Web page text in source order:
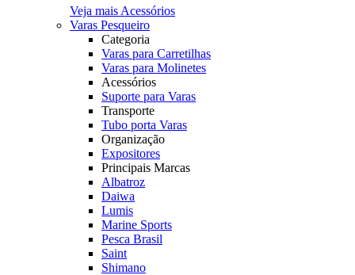
Veja mais Acessórios
Varas Pesqueiro
Categoria
Varas para Carretilhas
Varas para Molinetes
Acessórios
Suporte para Varas
Transporte
Tubo porta Varas
Organização
Expositores
Principais Marcas
Albatroz
Daiwa
Lumis
Marine Sports
Pesca Brasil
Saint
Shimano